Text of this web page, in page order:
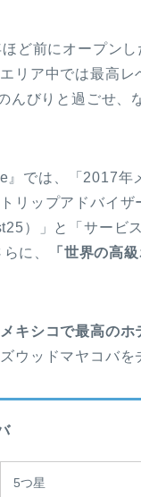
ど前にオープンし
リア中では最高
んびりと過ごせ、
では、「2017年
リップアドバイ
）」と「サービ
らに、 「世界の高
メキシコで最高のホ
ウッドマヤコバ
5つ星